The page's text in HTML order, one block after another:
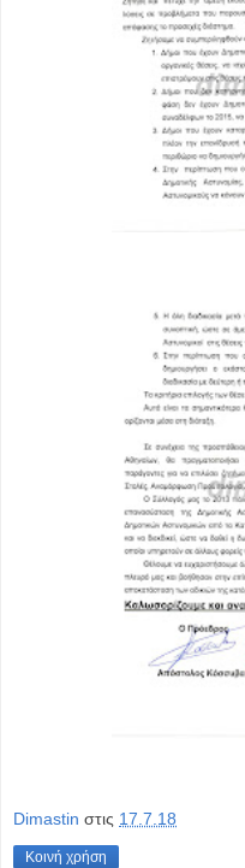
Dimastin στις 17.7.18
Κοινή χρήση